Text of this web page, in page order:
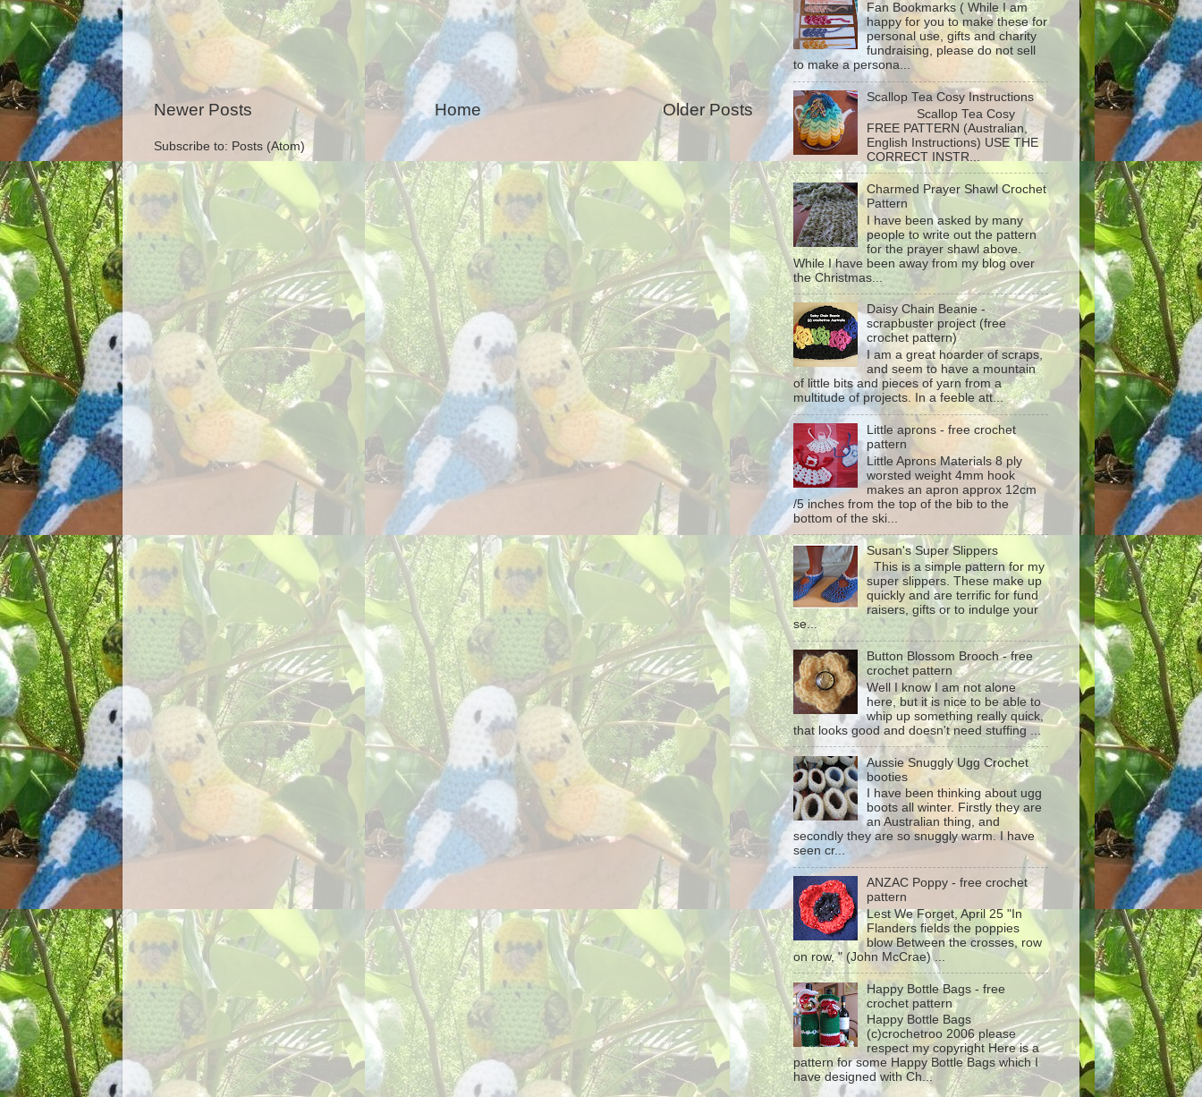
Newer Posts Older Posts
Home
Subscribe to: Posts (Atom)
Fan Bookmarks ( While I am
happy for you to make these for
personal use, gifts and charity
fundraising, please do not sell
to make a persona...
Scallop Tea Cosy Instructions
Scallop Tea Cosy
FREE PATTERN (Australian,
English Instructions) USE THE
CORRECT INSTR...
Charmed Prayer Shawl Crochet
Pattern
I have been asked by many
people to write out the pattern
for the prayer shawl above.
While I have been away from my blog over
the Christmas...
Daisy Chain Beanie -
scrapbuster project (free
crochet pattern)
I am a great hoarder of scraps,
and seem to have a mountain
of little bits and pieces of yarn from a
multitude of projects. In a feeble att...
Little aprons - free crochet
pattern
Little Aprons Materials 8 ply
worsted weight 4mm hook
makes an apron approx 12cm
/5 inches from the top of the bib to the
bottom of the ski...
Susan's Super Slippers
This is a simple pattern for my
super slippers. These make up
quickly and are terrific for fund
raisers, gifts or to indulge your
se...
Button Blossom Brooch - free
crochet pattern
Well I know I am not alone
here, but it is nice to be able to
whip up something really quick,
that looks good and doesn't need stuffing ...
Aussie Snuggly Ugg Crochet
booties
I have been thinking about ugg
boots all winter. Firstly they are
an Australian thing, and
secondly they are so snuggly warm. I have
seen cr...
ANZAC Poppy - free crochet
pattern
Lest We Forget, April 25 "In
Flanders fields the poppies
blow Between the crosses, row
on row, " (John McCrae) ...
Happy Bottle Bags - free
crochet pattern
Happy Bottle Bags
(c)crochetroo 2006 please
respect my copyright Here is a
pattern for some Happy Bottle Bags which I
have designed with Ch...